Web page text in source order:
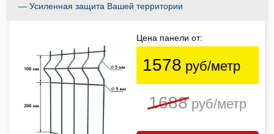
— Усиленная защита Вашей территории
Цена панели от:
1578 руб/метр
1688руб/метр